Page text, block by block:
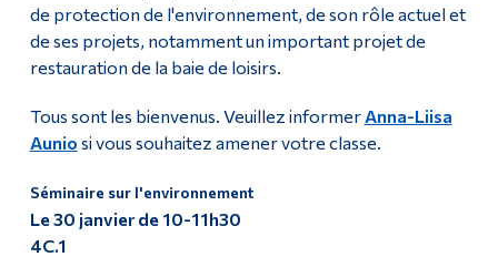
de protection de l'environnement, de son rôle actuel et
de ses projets, notamment un important projet de
restauration de la baie de loisirs.
Tous sont les bienvenus. Veuillez informer Anna-Liisa
Aunio si vous souhaitez amener votre classe.
Séminaire sur l'environnement
Le 30 janvier de 10-11h30
4C.1